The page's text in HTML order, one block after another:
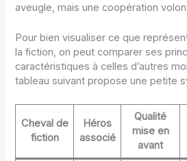
aveugle, mais une coopération
Pour bien visualiser ce que
la fiction, on peut comparer ses
caractéristiques à celles d’autres
tableau suivant propose une petite
Cheval de
fiction
Héros
associé
Qualité
mise en
avant